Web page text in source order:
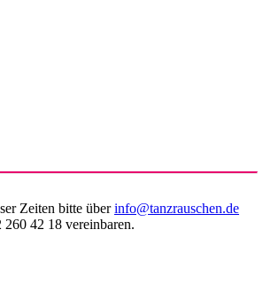
Zeiten bitte überinfo@tanzrauschen.de
42 18 vereinbaren.